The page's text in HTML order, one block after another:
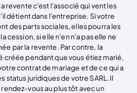
revente c'est l'associé qui vent les
détient dans l'entreprise. Si votre
des parts sociales, elles pourra les
cession, si elle n'en n'a pas elle ne
par la revente. Par contre, la
créée pendant que vous étiez marié,
contrat de mariage et de ce qui a
status juridiques de votre SARL. Il
vous au plus tôt avec un